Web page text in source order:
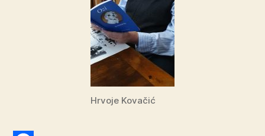
Hrvoje Kovačić